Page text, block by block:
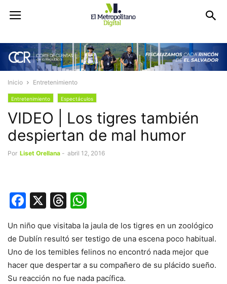
Inicio Entretenimiento
Entretenimiento Espectáculos
VIDEO | Los tigres también
despiertan de mal humor
Por Liset Orellana - abril 12, 2016
Facebook
X Threads
Un niño que visitaba la jaula de los tigres en un zoológico
de Dublín resultó ser testigo de una escena poco habitual.
Uno de los temibles felinos no encontró nada mejor que
hacer que despertar a su compañero de su plácido sueño.
Su reacción no fue nada pacífica.